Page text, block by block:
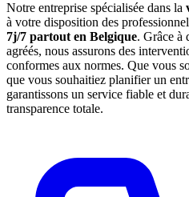
Notre entreprise spécialisée dans la
à votre disposition des
7j/7 partout en Belgique. Grâce à
agréés, nous assurons des
conformes aux normes. Que vous
que vous souhaitiez planifier un
garantissons un service fiable et
transparence totale.